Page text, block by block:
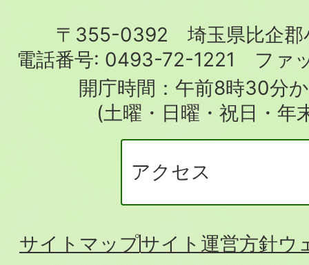
役
場
〒355-0392 埼玉県比企郡
電話番号: 0493-72-1221
ファ
開庁時間：午前8時30分
(土曜・日曜・祝日・年
アクセス
サイトマップサイト運営方針ウ